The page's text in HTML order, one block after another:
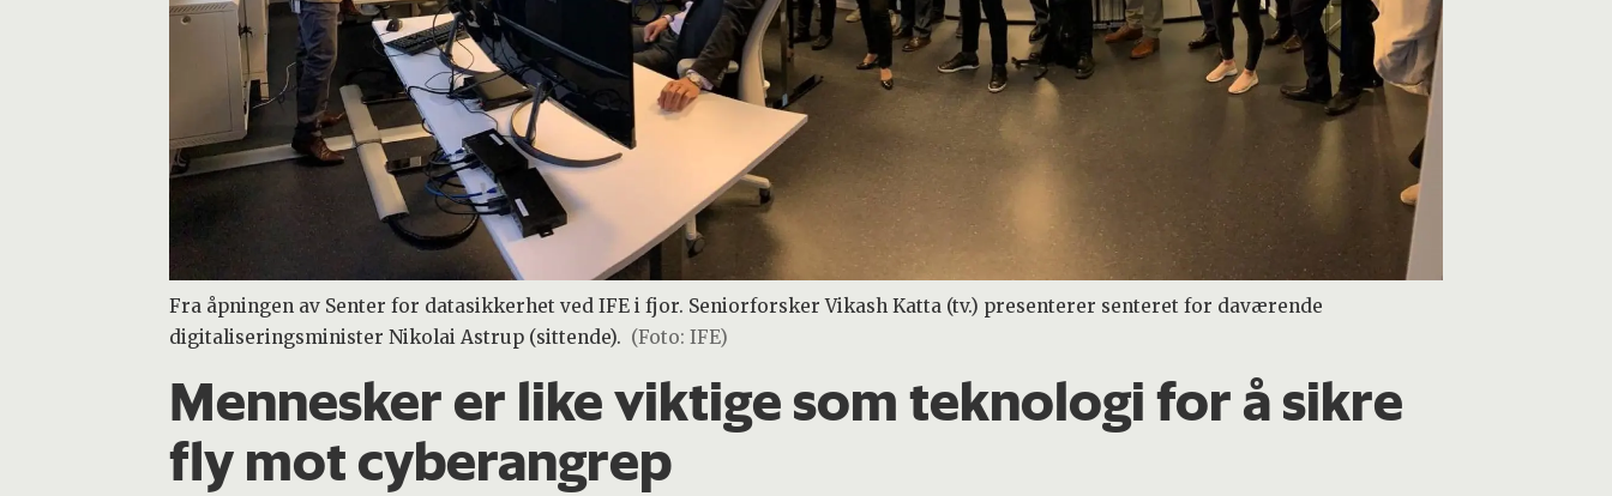
Fra åpningen av Senter for datasikkerhet ved IFE i fjor. Seniorforsker Vikash Katta (tv.) presenterer senteret for daværende
digitaliseringsminister Nikolai Astrup (sittende). (Foto: IFE)
Mennesker er like viktige som teknologi for å sikre
fly mot cyberangrep